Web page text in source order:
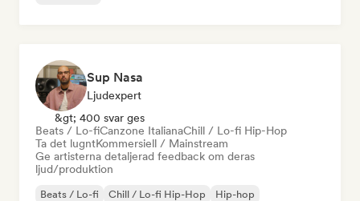
Sup Nasa
Ljudexpert
&gt; 400 svar ges
Beats / Lo-fiCanzone ItalianaChill / Lo-fi Hip-Hop
Ta det lugntKommersiell / Mainstream
Ge artisterna detaljerad feedback om deras
ljud/produktion
Beats / Lo-fi Chill / Lo-fi Hip-Hop
Hip-hop